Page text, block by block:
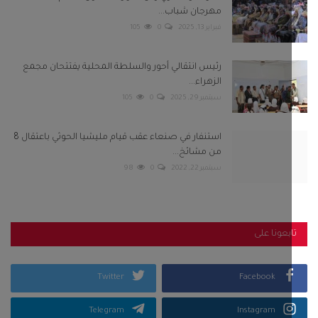
مهرجان شباب...
فبراير 13, 2025 0
105
رئيس انتقالي أحور والسلطة المحلية يفتتحان مجمع
الزهراء...
سبتمبر 29, 2025 0
105
استنفار في صنعاء عقب قيام مليشيا الحوثي باعتقال 8
من مشائخ...
0
98
على
Facebook
Twitter
Instagram
Telegram